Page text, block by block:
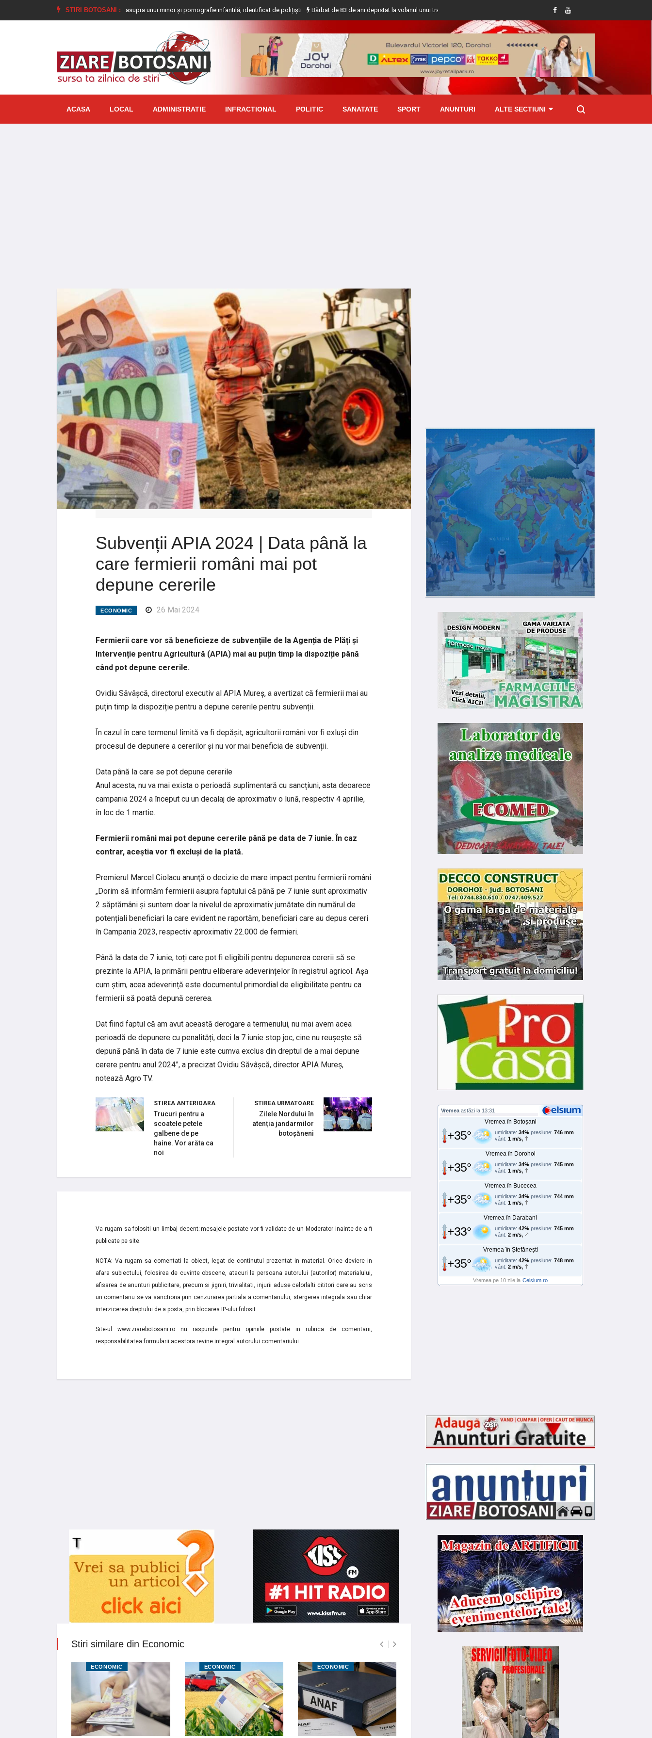
STIRI BOTOSANI :
la închisoare pentru viol asupra unui minor și pornografie infantilă, identificat de polițiști Bărbat de 83 de ani depistat la volanul unui tractor fără a deține permis de conducere Amenzi de peste 70 mii lei aplicate de ITM
ACASA LOCAL ADMINISTRATIE INFRACTIONAL POLITIC SANATATE SPORT ANUNTURI ALTE SECTIUNI
Subvenții APIA 2024 | Data până la
care fermierii români mai pot
depune cererile
ECONOMIC 26 Mai 2024
Fermierii care vor să beneficieze de subvențiile de la Agenția de Plăți și
Intervenție pentru Agricultură (APIA) mai au puțin timp la dispoziție până
când pot depune cererile.
Ovidiu Săvâșcă, directorul executiv al APIA Mureș, a avertizat că fermierii mai au
puțin timp la dispoziție pentru a depune cererile pentru subvenții.
În cazul în care termenul limită va fi depășit, agricultorii români vor fi exluși din
procesul de depunere a cererilor și nu vor mai beneficia de subvenții.
Data până la care se pot depune cererile
Anul acesta, nu va mai exista o perioadă suplimentară cu sancțiuni, asta deoarece
campania 2024 a început cu un decalaj de aproximativ o lună, respectiv 4 aprilie,
în loc de 1 martie.
Fermierii români mai pot depune cererile până pe data de 7 iunie. În caz
contrar, aceștia vor fi excluși de la plată.
Premierul Marcel Ciolacu anunţă o decizie de mare impact pentru fermierii români
„Dorim să informăm fermierii asupra faptului că până pe 7 iunie sunt aproximativ
2 săptămâni și suntem doar la nivelul de aproximativ jumătate din numărul de
potențiali beneficiari la care evident ne raportăm, beneficiari care au depus cereri
în Campania 2023, respectiv aproximativ 22.000 de fermieri.
Până la data de 7 iunie, toți care pot fi eligibili pentru depunerea cererii să se
prezinte la APIA, la primării pentru eliberare adeverințelor în registrul agricol. Așa
cum știm, acea adeverință este documentul primordial de eligibilitate pentru ca
fermierii să poată depună cererea.
Dat fiind faptul că am avut această derogare a termenului, nu mai avem acea
perioadă de depunere cu penalități, deci la 7 iunie stop joc, cine nu reușește să
depună până în data de 7 iunie este cumva exclus din dreptul de a mai depune
cerere pentru anul 2024”, a precizat Ovidiu Săvâșcă, director APIA Mureș,
notează Agro TV.
STIREA ANTERIOARA
Trucuri pentru a
scoatele petele
galbene de pe
haine. Vor arăta ca
noi
STIREA URMATOARE
Zilele Nordului în
atenția jandarmilor
botoșăneni
Va rugam sa folositi un limbaj decent; mesajele postate vor fi validate de un Moderator inainte de a fi
publicate pe site.
NOTA: Va rugam sa comentati la obiect, legat de continutul prezentat in material. Orice deviere in
afara subiectului, folosirea de cuvinte obscene, atacuri la persoana autorului (autorilor) materialului,
afisarea de anunturi publicitare, precum si jigniri, trivialitati, injurii aduse celorlalti cititori care au scris
un comentariu se va sanctiona prin cenzurarea partiala a comentariului, stergerea integrala sau chiar
interzicerea dreptului de a posta, prin blocarea IP-ului folosit.
Site-ul www.ziarebotosani.ro nu raspunde pentru opiniile postate in rubrica de comentarii,
responsabilitatea formularii acestora revine integral autorului comentariului.
Stiri similare din Economic
ECONOMIC ECONOMIC ECONOMIC ECONOMIC ECONOMIC
Vremea astăzi la 13:31
Vremea în Botoșani
+35° umiditate: 34% presiune: 746 mm
vânt: 1 m/s,
Vremea în Dorohoi
+35° umiditate: 34% presiune: 745 mm
vânt: 1 m/s,
Vremea în Bucecea
+35° umiditate: 34% presiune: 744 mm
vânt: 1 m/s,
Vremea în Darabani
+33° umiditate: 42% presiune: 745 mm
vânt: 2 m/s,
Vremea în Ștefănești
+35° umiditate: 42% presiune: 748 mm
vânt: 2 m/s,
Vremea pe 10 zile la Celsium.ro